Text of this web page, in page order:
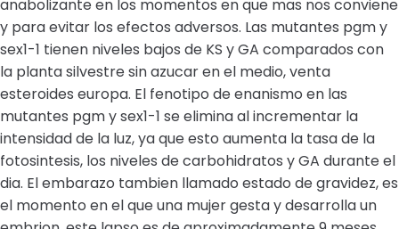
anabolizante en los momentos en que mas nos conviene
y para evitar los efectos adversos. Las mutantes pgm y
sex1-1 tienen niveles bajos de KS y GA comparados con
la planta silvestre sin azucar en el medio, venta
esteroides europa. El fenotipo de enanismo en las
mutantes pgm y sex1-1 se elimina al incrementar la
intensidad de la luz, ya que esto aumenta la tasa de la
fotosintesis, los niveles de carbohidratos y GA durante el
dia. El embarazo tambien llamado estado de gravidez, es
el momento en el que una mujer gesta y desarrolla un